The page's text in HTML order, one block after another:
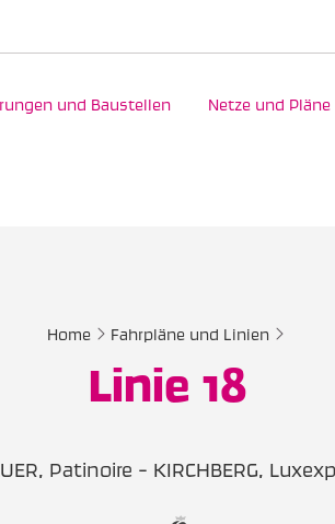
und Baustellen Netze und Pläne
Home Fahrpläne und Linien
Linie 18
Patinoire - KIRCHBERG,